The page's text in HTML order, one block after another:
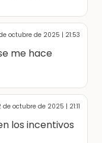
octubre de 2025 | 21:53
me hace
octubre de 2025 | 21:11
los incentivos